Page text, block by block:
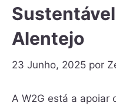
Alentejo
23 Junho, 2025 por
A W2G está a apoiar